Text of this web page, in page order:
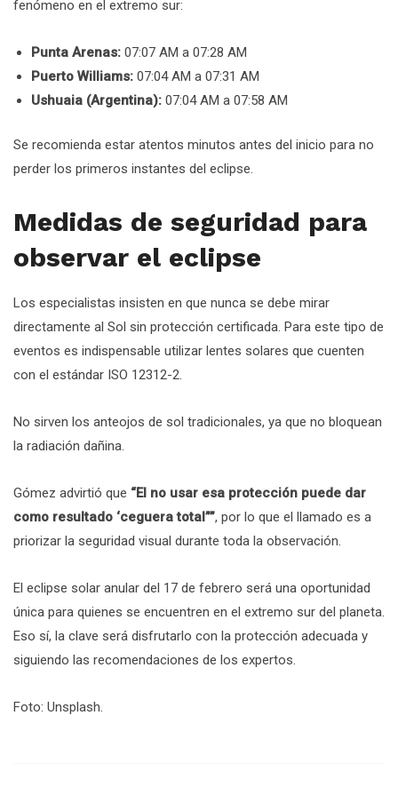
fenómeno en el extremo sur:
Punta Arenas: 07:07 AM a 07:28 AM
Puerto Williams: 07:04 AM a 07:31 AM
Ushuaia (Argentina): 07:04 AM a 07:58 AM
Se recomienda estar atentos minutos antes del inicio para no
perder los primeros instantes del eclipse.
Medidas de seguridad para
observar el eclipse
Los especialistas insisten en que nunca se debe mirar
directamente al Sol sin protección certificada. Para este tipo de
eventos es indispensable utilizar lentes solares que cuenten
con el estándar ISO 12312-2.
No sirven los anteojos de sol tradicionales, ya que no bloquean
la radiación dañina.
Gómez advirtió que “El no usar esa protección puede dar
como resultado ‘ceguera total””, por lo que el llamado es a
priorizar la seguridad visual durante toda la observación.
El eclipse solar anular del 17 de febrero será una oportunidad
única para quienes se encuentren en el extremo sur del planeta.
Eso sí, la clave será disfrutarlo con la protección adecuada y
siguiendo las recomendaciones de los expertos.
Foto: Unsplash.